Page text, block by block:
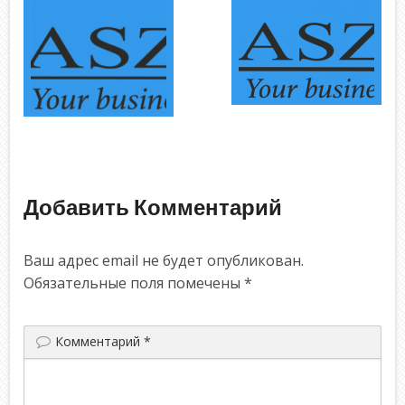
Добавить Комментарий
Ваш адрес email не будет опубликован.
Обязательные поля помечены*
Комментарий*